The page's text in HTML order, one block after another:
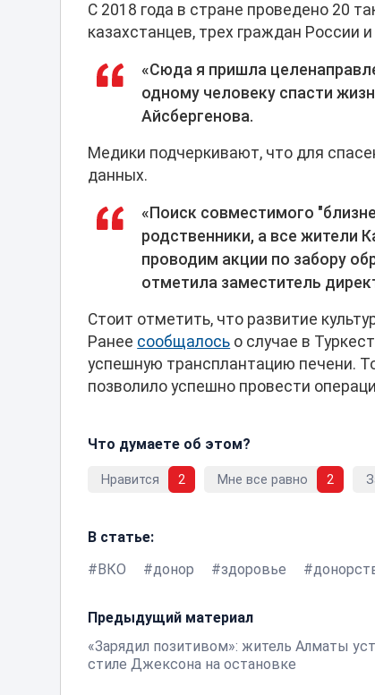
С 2018 года в стране проведено 20
казахстанцев, трех граждан России
«Сюда я пришла
одному человеку спасти
Айсбергенова.
Медики подчеркивают, что для
данных.
«Поиск совместимого
родственники, а все жители
проводим акции по забору
отметила заместитель
Стоит отметить, что развитие
Ранее сообщалось о случае в
успешную трансплантацию печени.
позволило успешно провести
Что думаете об этом?
Нравится 2 Мне все равно 2
В статье:
ВКО
донор здоровье
Предыдущий материал
«Зарядил позитивом»: житель Алматы
стиле Джексона на остановке